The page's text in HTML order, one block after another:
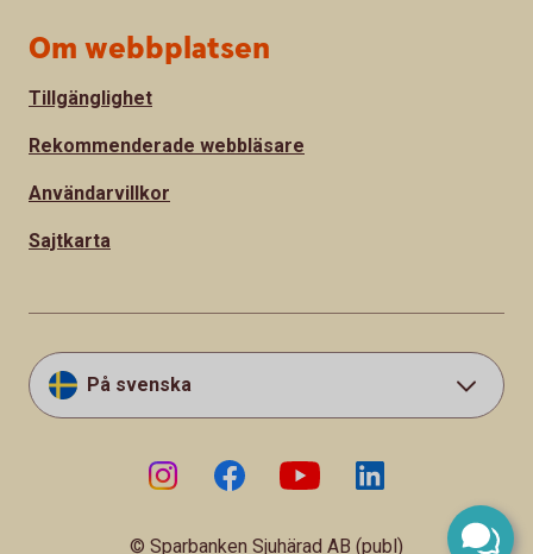
Om webbplatsen
Tillgänglighet
Rekommenderade webbläsare
Användarvillkor
Sajtkarta
På svenska
© Sparbanken Sjuhärad AB (publ)